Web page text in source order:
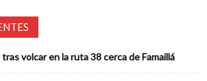
volcar en la ruta 38 cerca de Famaillá